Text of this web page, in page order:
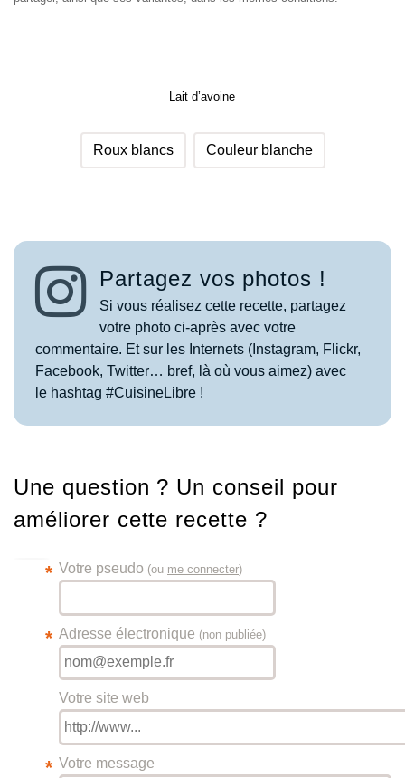
Lait d’avoine
Roux blancs Couleur blanche
Partagez vos photos !
Si vous réalisez cette recette, partagez
votre photo ci-après avec votre
commentaire. Et sur les Internets (Instagram, Flickr,
Facebook, Twitter… bref, là où vous aimez) avec
le hashtag #CuisineLibre !
Une question ? Un conseil pour
améliorer cette recette ?
Votre pseudo
* (ou me connecter)
Adresse électronique (non publiée)
*
Votre site web
Votre message
*